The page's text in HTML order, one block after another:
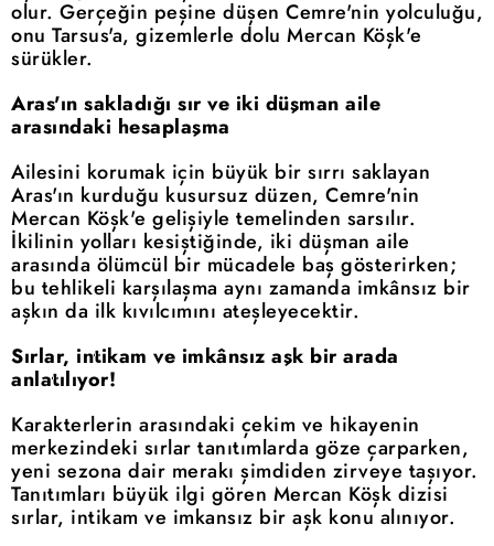
olur. Gerçeğin peşine düşen Cemre'nin yolculuğu,
onu Tarsus'a, gizemlerle dolu Mercan Köşk'e
sürükler.
Aras'ın sakladığı sır ve iki düşman aile
arasındaki hesaplaşma
Ailesini korumak için büyük bir sırrı saklayan
Aras'ın kurduğu kusursuz düzen, Cemre'nin
Mercan Köşk'e gelişiyle temelinden sarsılır.
İkilinin yolları kesiştiğinde, iki düşman aile
arasında ölümcül bir mücadele baş gösterirken;
bu tehlikeli karşılaşma aynı zamanda imkânsız bir
aşkın da ilk kıvılcımını ateşleyecektir.
Sırlar, intikam ve imkânsız aşk bir arada
anlatılıyor!
Karakterlerin arasındaki çekim ve hikayenin
merkezindeki sırlar tanıtımlarda göze çarparken,
yeni sezona dair merakı şimdiden zirveye taşıyor.
Tanıtımları büyük ilgi gören Mercan Köşk dizisi
sırlar, intikam ve imkansız bir aşk konu alınıyor.